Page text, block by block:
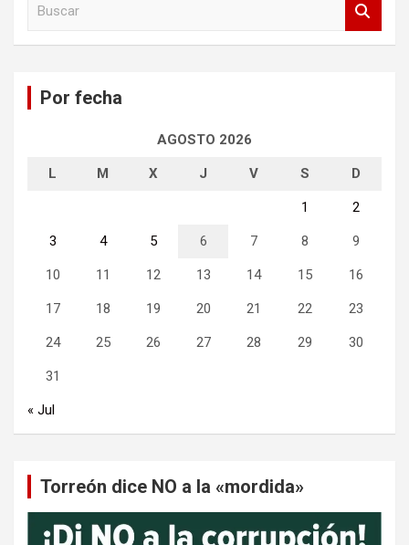
Por fecha
AGOSTO 2026
L M X J V S D
1 2
3 4 5 6 7 8 9
10 11 12 13 14 15 16
17 18 19 20 21 22 23
24 25 26 27 28 29 30
31
« Jul
Torreón dice NO a la «mordida»